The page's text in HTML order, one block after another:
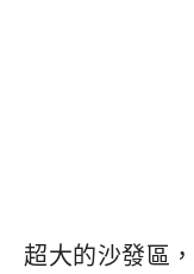
超大的沙發區